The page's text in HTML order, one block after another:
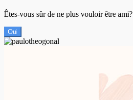
Êtes-vous sûr de ne plus vouloir être ami?
Oui